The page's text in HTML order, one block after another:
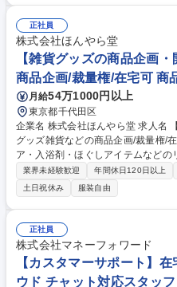
ため、いわゆる「獲得営業」業務
クホルダーから協力を得ながら、業
カテゴリのGMV達成のための戦略
ータ分析■出店ECサイトのコンサ
プ原資販促の企画・実行 募集職種 【セールス・マーチャンダイザー/LINE
ギフト・LINEコマース新規事業】
正社員
株式会社ほんやら堂
【雑貨グッズの商品企画
商品企画/裁量権/在宅可 商
月給54万1000円以上
東京都千代田区
企業名 株式会社ほんやら堂 求人名 【雑貨グッズの商品企画・開発】癒し
グッズ雑貨などの商品企画/裁量権/在宅可 仕事の内容 アイケア
ア・入浴剤・ほぐしアイテムなど
卸売りを行う当社にて商品企画業務をお任せし
0程度の商品をリリース。現在、4名
く、商品企画に関する全ての工程を
った時の喜びは人一倍です！【業
グ戦略の策定■商品コンセプトの定
クション■製品プレゼンテーション
ーション■メーカーとの交渉■原価計算 募集職種 【雑貨グッズの
画・開発】癒しグッズ雑貨などの商
業界未経験歓迎 年間休日120日以上
土日祝休み
服装自由
正社員
株式会社マネーフォワード
【カスタマーサポート】
ウド チャット対応スタッフ